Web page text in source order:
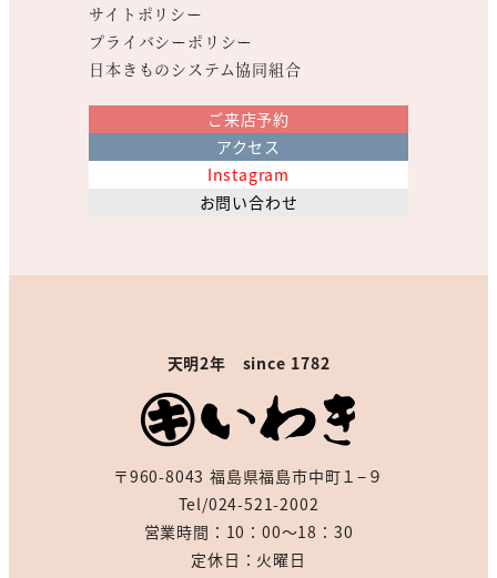
サイトポリシー
プライバシーポリシー
日本きものシステム協同組合
ご来店予約
アクセス
Instagram
お問い合わせ
天明2年 since 1782
〒960-8043 福島県福島市中町１−９
Tel/024-521-2002
営業時間：10：00～18：30
定休日：火曜日